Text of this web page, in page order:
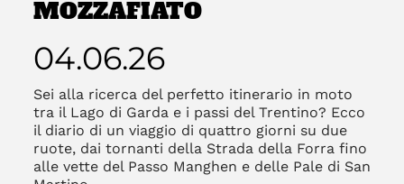
MOZZAFIATO
04.06.26
Sei alla ricerca del perfetto itinerario in moto
tra il Lago di Garda e i passi del Trentino? Ecco
il diario di un viaggio di quattro giorni su due
ruote, dai tornanti della Strada della Forra fino
alle vette del Passo Manghen e delle Pale di San